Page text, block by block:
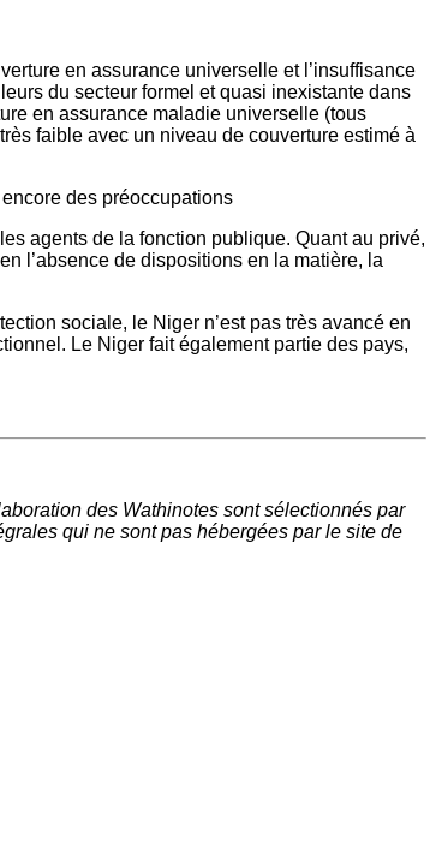
en assurance universelle et l’insuffisance
du secteur formel et quasi inexistante dans
en assurance maladie universelle (tous
faible avec un niveau de couverture estimé à
des préoccupations
agents de la fonction publique. Quant au privé,
l’absence de dispositions en la matière, la
sociale, le Niger n’est pas très avancé en
Le Niger fait également partie des pays,
des Wathinotes sont sélectionnés par
qui ne sont pas hébergées par le site de